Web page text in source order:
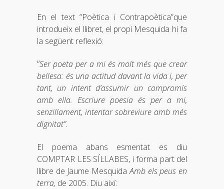
En el text “Poètica i Contrapoètica”que
introdueix el llibret, el propi Mesquida hi fa
la següent reflexió:
“Ser poeta per a mi és molt més que crear
bellesa: és una actitud davant la vida i, per
tant, un intent d’assumir un compromís
amb ella. Escriure poesia és per a mi,
senzillament, intentar sobreviure amb més
dignitat”.
El poema abans esmentat es diu
COMPTAR LES SÍL·LABES, i forma part del
llibre de Jaume MesquidaAmb els peus en
terra, de 2005. Diu així: